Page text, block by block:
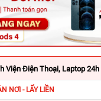
Viện Điện Thoại, Laptop 24h
NƠI - LẤY LIỀN